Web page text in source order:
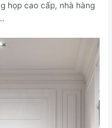
họp cao cấp, nhà hàng